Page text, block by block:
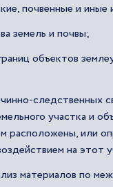
почвенные и иные
земель и почвы;
объектов
следственных
участка и
расположены, или
на этот
материалов по